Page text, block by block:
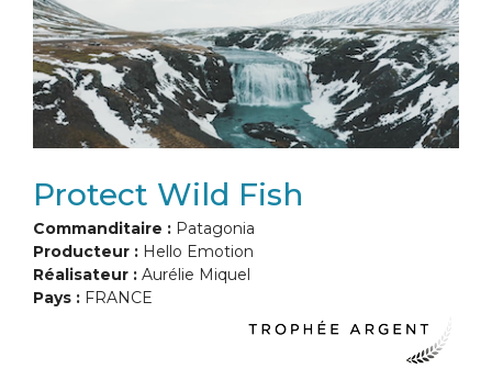
Protect Wild Fish
Commanditaire : Patagonia
Producteur : Hello Emotion
Réalisateur : Aurélie Miquel
Pays : FRANCE